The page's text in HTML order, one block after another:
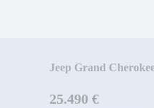
Jeep Grand
25.490 €